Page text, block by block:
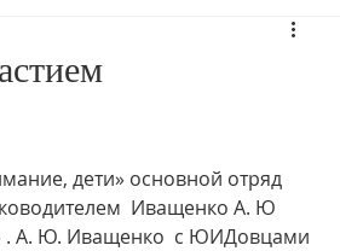
дети» основной отряд
Иващенко А. Ю
. А. Ю. Иващенко  с ЮИДовцами